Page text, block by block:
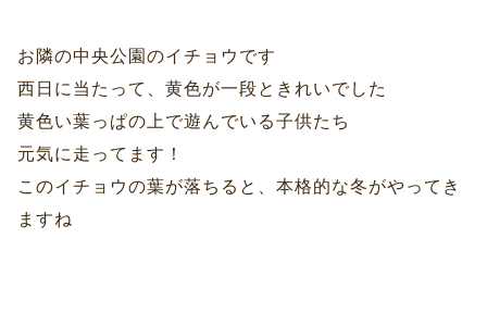
お隣の中央公園のイチョウです
西日に当たって、黄色が一段ときれいでした
黄色い葉っぱの上で遊んでいる子供たち
元気に走ってます！
このイチョウの葉が落ちると、本格的な冬がやってき
ますね